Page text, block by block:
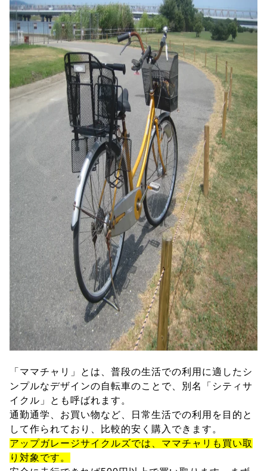
「ママチャリ」とは、普段の生活での利用に適したシ
ンプルなデザインの自転車のことで、別名「シティサ
イクル」とも呼ばれます。
通勤通学、お買い物など、日常生活での利用を目的と
して作られており、比較的安く購入できます。
アップガレージサイクルズでは、ママチャリも買い取
り対象です。